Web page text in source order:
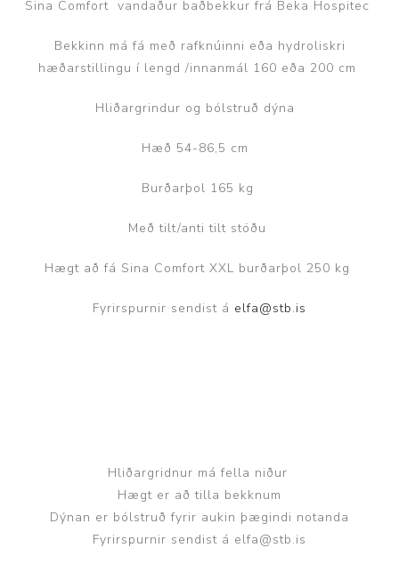
Sina Comfort vandaður baðbekkur frá Beka Hospitec
Bekkinn má fá með rafknúinni eða hydroliskri
hæðarstillingu í lengd /innanmál 160 eða 200 cm
Hliðargrindur og bólstruð dýna
Hæð 54-86,5 cm
Burðarþol 165 kg
Með tilt/anti tilt stöðu
Hægt að fá Sina Comfort XXL burðarþol 250 kg
Fyrirspurnir sendist á elfa@stb.is
Hliðargridnur má fella niður
Hægt er að tilla bekknum
Dýnan er bólstruð fyrir aukin þægindi notanda
Fyrirspurnir sendist á elfa@stb.is